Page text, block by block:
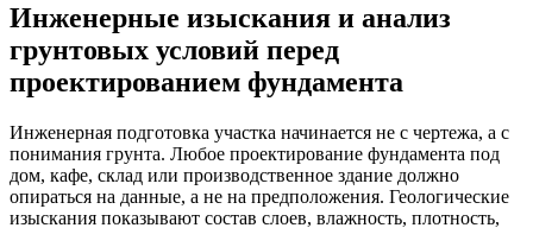
Инженерные изыскания и анализ
грунтовых условий перед
проектированием фундамента
Инженерная подготовка участка начинается не с чертежа, а с
понимания грунта. Любое проектирование фундамента под
дом, кафе, склад или производственное здание должно
опираться на данные, а не на предположения. Геологические
изыскания показывают состав слоев, влажность, плотность,